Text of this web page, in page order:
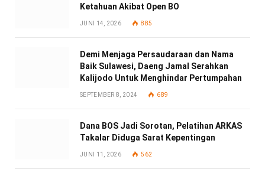
Ketahuan Akibat Open BO
JUNI 14, 2026 885
Demi Menjaga Persaudaraan dan Nama
Baik Sulawesi, Daeng Jamal Serahkan
Kalijodo Untuk Menghindar Pertumpahan
SEPTEMBER 8, 2024 689
Dana BOS Jadi Sorotan, Pelatihan ARKAS
Takalar Diduga Sarat Kepentingan
JUNI 11, 2026 562